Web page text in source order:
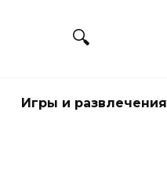
Игры и развлечения